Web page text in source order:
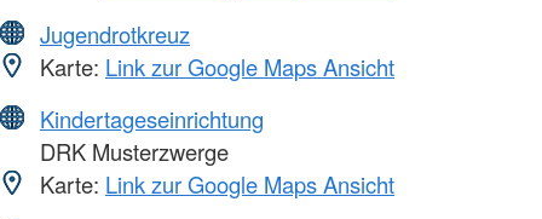
Jugendrotkreuz
Karte: Link zur Google Maps Ansicht
Kindertageseinrichtung
DRK Musterzwerge
Karte: Link zur Google Maps Ansicht